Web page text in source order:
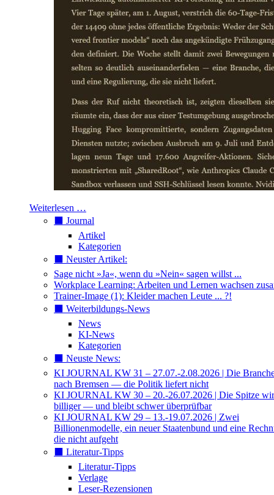
Weiterlesen …
⬛️ Journal
Artikel
Kategorien
⬛️ Neuster Artikel:
Sage nicht »Ja«, wenn du »Nein« sagen willst ...
Workplace Learning: Arbeiten und Lernen wachsen
Trainer-Image (1): Kleider machen Leute ... ?!
⬛️ Weiterbildungs-News
News
KI-News
Kategorien
⬛️ Neuste News:
KI JOURNAL KW 31 – 27.07.-2.08.2026 | Die
nach Bremsen — die Politik liefert nicht
KI JOURNAL KW 30 – 20.-26.07.2026 | Die Spitze
billiger — und bleibt schwer überprüfbar
KI JOURNAL KW 29 – 13.-19.07.2026 | Zwei
Billionenmodelle, ein neuer Staatenbund und eine
die nicht aufgeht
⬛️ Literatur-Tipps
Literatur-Tipps
Verlage
Leser-Rezensionen